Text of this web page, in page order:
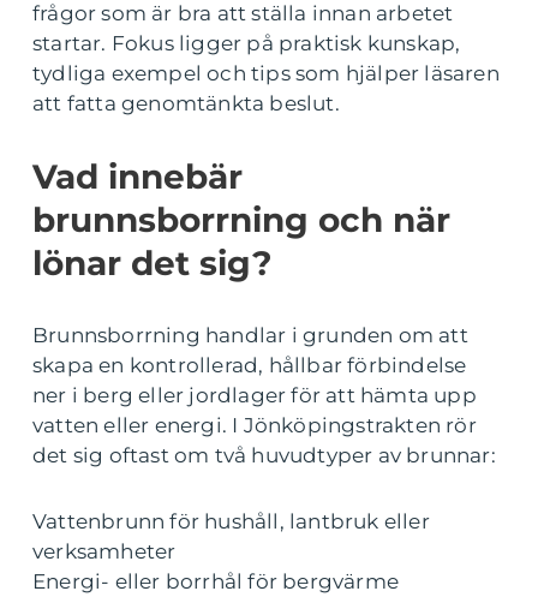
frågor som är bra att ställa innan arbetet
startar. Fokus ligger på praktisk kunskap,
tydliga exempel och tips som hjälper läsaren
att fatta genomtänkta beslut.
Vad innebär
brunnsborrning och när
lönar det sig?
Brunnsborrning handlar i grunden om att
skapa en kontrollerad, hållbar förbindelse
ner i berg eller jordlager för att hämta upp
vatten eller energi. I Jönköpingstrakten rör
det sig oftast om två huvudtyper av brunnar:
Vattenbrunn för hushåll, lantbruk eller
verksamheter
Energi- eller borrhål för bergvärme